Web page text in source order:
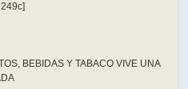
BEBIDAS Y TABACO VIVE UNA